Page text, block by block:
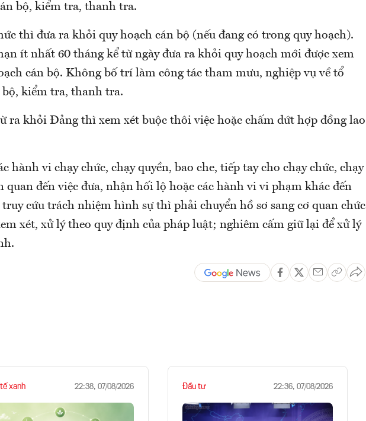
bộ, kiểm tra, thanh tra.
thì đưa ra khỏi quy hoạch cán bộ (nếu đang có trong quy hoạch).
ít nhất 60 tháng kể từ ngày đưa ra khỏi quy hoạch mới được xem
cán bộ. Không bố trí làm công tác tham mưu, nghiệp vụ về tổ
bộ, kiểm tra, thanh tra.
ra khỏi Đảng thì xem xét buộc thôi việc hoặc chấm dứt hợp đồng lao
hành vi chạy chức, chạy quyền, bao che, tiếp tay cho chạy chức, chạy
quan đến việc đưa, nhận hối lộ hoặc các hành vi vi phạm khác đến
cứu trách nhiệm hình sự thì phải chuyển hồ sơ sang cơ quan chức
xét, xử lý theo quy định của pháp luật; nghiêm cấm giữ lại để xử lý
xanh 22:38, 07/08/2026 Đầu tư 22:36, 07/08/2026